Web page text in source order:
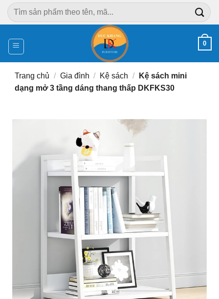
Chuyển
đến
dung
Tìm
kiếm:
0
Trang chủ / Gia đình / Kệ sách /
Kệ sách mini
dạng mở 3 tầng dáng thang thấp DKFKS30